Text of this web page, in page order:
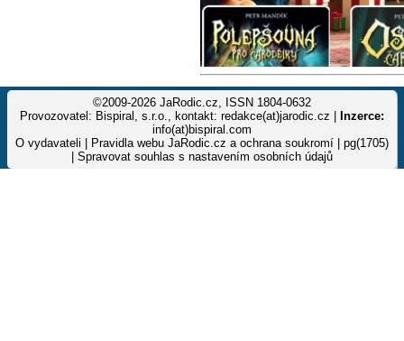
©2009-2026 JaRodic.cz, ISSN 1804-0632
Provozovatel: Bispiral, s.r.o., kontakt: redakce(at)jarodic.cz |
Inzerce:
info(at)bispiral.com
O vydavateli
Pravidla webu JaRodic.cz a ochrana soukromí | pg(1705)
Spravovat souhlas s nastavením osobních údajů